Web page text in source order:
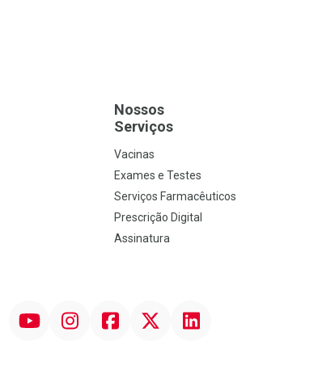
Nossos
Serviços
Vacinas
Exames e Testes
Serviços Farmacêuticos
Prescrição Digital
Assinatura
InstagramFacebookTwitter Linkedin